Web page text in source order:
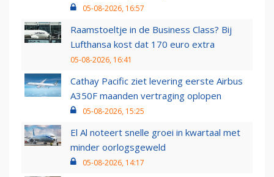
05-08-2026, 16:57
Raamstoeltje in de Business Class? Bij
Lufthansa kost dat 170 euro extra
05-08-2026, 16:41
Cathay Pacific ziet levering eerste Airbus
A350F maanden vertraging oplopen
05-08-2026, 15:25
El Al noteert snelle groei in kwartaal met
minder oorlogsgeweld
05-08-2026, 14:17